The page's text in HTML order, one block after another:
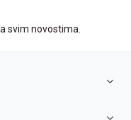
svim novostima.